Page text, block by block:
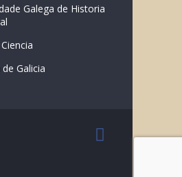
Galega de Historia
Galicia